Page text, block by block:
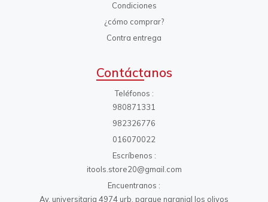
Condiciones
¿cómo comprar?
Contra entrega
Contáctanos
Teléfonos
980871331
982326776
016070022
Escríbenos
itools.store20@gmail.com
Encuentranos
Av. universitaria 4974 urb. parque naranjal los olivos